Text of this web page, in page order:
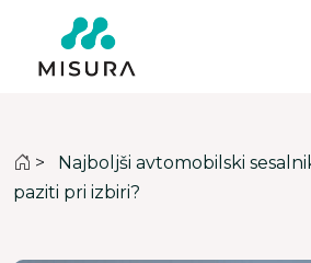
>
Najboljši avtomobilski
paziti pri izbiri?